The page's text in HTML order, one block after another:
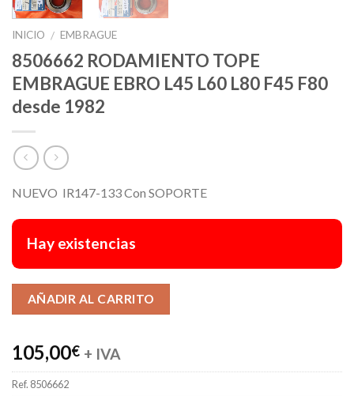
INICIO / EMBRAGUE
8506662 RODAMIENTO TOPE
EMBRAGUE EBRO L45 L60 L80 F45 F80
desde 1982
NUEVO IR147-133 Con SOPORTE
Hay existencias
AÑADIR AL CARRITO
105,00€ + IVA
Ref. 8506662